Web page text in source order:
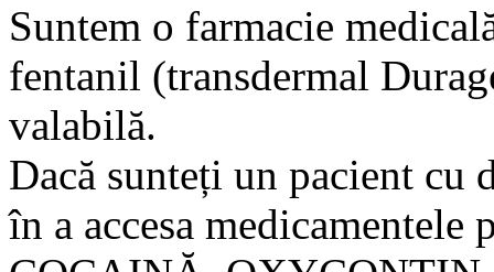
Suntem o farmacie
fentanil (transdermal
valabilă.
Dacă sunteți un pacient
în a accesa medicamentele